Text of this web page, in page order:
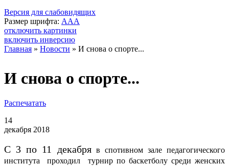
Версия для слабовидящих
Размер шрифта: AAA
отключить картинки
включить инверсию
Главная » Новости » И снова о спорте...
И снова о спорте...
Распечатать
14
декабря 2018
С 3 по 11 декабряв спотивном зале педагогического
института проходил турнир по баскетболу среди женских